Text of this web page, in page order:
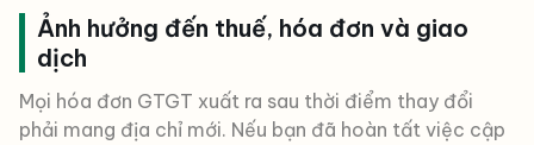
Ảnh hưởng đến thuế, hóa đơn và giao
dịch
Mọi hóa đơn GTGT xuất ra sau thời điểm thay đổi
phải mang địa chỉ mới. Nếu bạn đã hoàn tất việc cập